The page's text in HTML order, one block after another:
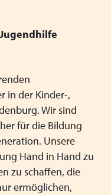
Schließen
in der Kinder-,
Wir sind
für die Bildung
Unsere
Hand in Hand zu
zu schaffen, die
ermöglichen,